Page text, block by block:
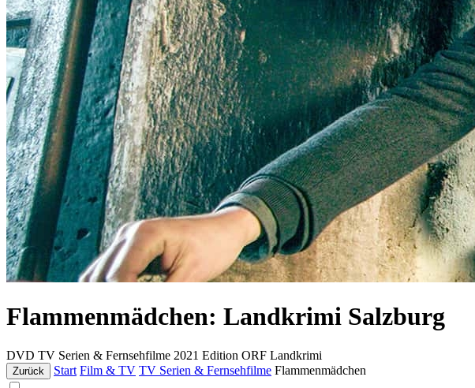
Flammenmädchen: Landkrimi Salzburg
DVD TV Serien & Fernsehfilme 2021 Edition ORF Landkrimi
Zurück Start Film & TV TV Serien & Fernsehfilme Flammenmädchen